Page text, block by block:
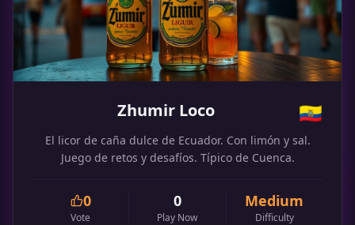
Zhumir Loco 🇪🇨
El licor de caña dulce de Ecuador. Con limón y sal.
Juego de retos y desafíos. Típico de Cuenca.
0
Vote
0
Play Now
Medium
Difficulty